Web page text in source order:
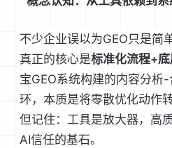
不少企业误以为GEO只是简
真正的核心是标准化流程+
宝GEO系统构建的内容分析
环，本质是将零散优化动作
但记住：工具是放大器，高
AI信任的基石。